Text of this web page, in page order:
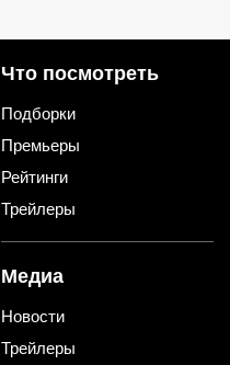
Что посмотреть
Подборки
Премьеры
Рейтинги
Трейлеры
Медиа
Новости
Трейлеры